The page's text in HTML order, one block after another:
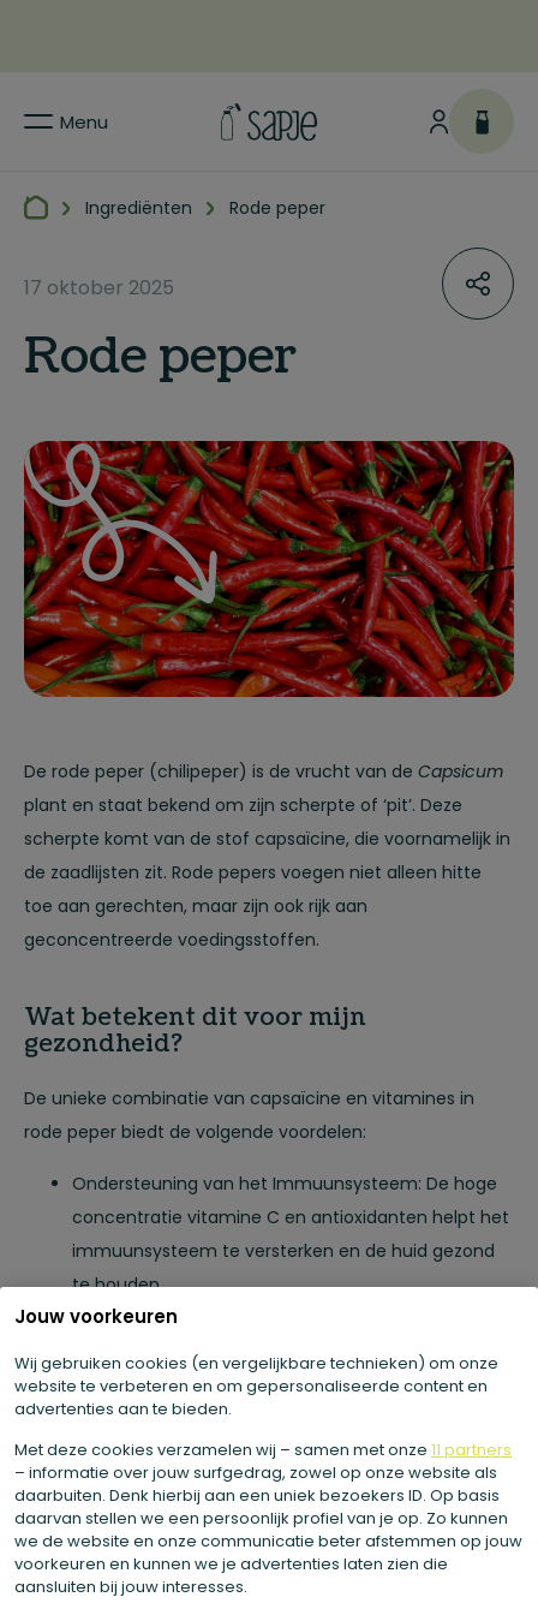
Jouw voorkeuren
Wij gebruiken cookies (en vergelijkbare technieken) om onze
website te verbeteren en om gepersonaliseerde content en
advertenties aan te bieden.
Met deze cookies verzamelen wij – samen met onze 11 partners
– informatie over jouw surfgedrag, zowel op onze website als
daarbuiten. Denk hierbij aan een uniek bezoekers ID. Op basis
daarvan stellen we een persoonlijk profiel van je op. Zo kunnen
we de website en onze communicatie beter afstemmen op jouw
voorkeuren en kunnen we je advertenties laten zien die
aansluiten bij jouw interesses.
Menu
Ingrediënten Rode peper
17 oktober 2025
Rode peper
De rode peper (chilipeper) is de vrucht van de Capsicum
plant en staat bekend om zijn scherpte of ‘pit’. Deze
scherpte komt van de stof capsaïcine, die voornamelijk in
de zaadlijsten zit. Rode pepers voegen niet alleen hitte
toe aan gerechten, maar zijn ook rijk aan
geconcentreerde voedingsstoffen.
Wat betekent dit voor mijn
gezondheid?
De unieke combinatie van capsaïcine en vitamines in
rode peper biedt de volgende voordelen:
Ondersteuning van het Immuunsysteem: De hoge
concentratie vitamine C en antioxidanten helpt het
immuunsysteem te versterken en de huid gezond
te houden.
Stimulatie van de Stofwisseling: Capsaïcine staat
erom bekend dat het de stofwisseling
(metabolisme) tijdelijk kan versnellen en de
vetverbranding licht kan stimuleren.
Bloedcirculatie: Capsaïcine kan helpen bij het
verbeteren van de bloedcirculatie en het
bevorderen van gezonde bloedvaten.
Pijnverlichting: Capsaïcine wordt lokaal gebruikt in
crèmes vanwege de pijnstillende eigenschappen